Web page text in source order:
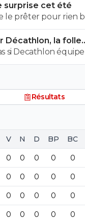
surprise cet été
le prêter pour rien
Décathlon, la folle
si Decathlon
pour les maillots de
Résultats
V N D BP BC
0 0 0 0 0
0 0 0 0 0
0 0 0 0 0
0 0 0 0 0